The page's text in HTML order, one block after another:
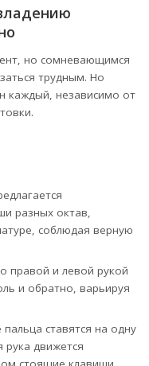
но сомневающимся
трудным. Но
каждый, независимо от
разных октав,
соблюдая верную
правой и левой рукой
и обратно, варьируя
ставятся на одну
рука движется